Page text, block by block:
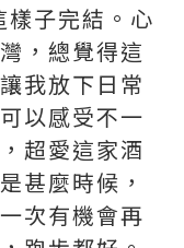
子完結。心
，總覺得這
我放下日常
以感受不一
超愛這家酒
甚麼時候，
次有機會再